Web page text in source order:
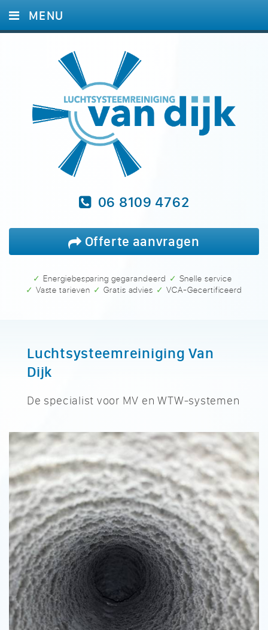
06 8109 4762
Offerte aanvragen
✓ Energiebesparing gegarandeerd
✓ Snelle service
✓ Vaste tarieven
✓ Gratis advies ✓ VCA-Gecertificeerd
MENU
DIENSTEN
REFERENTIES
VRAGEN
Luchtsysteemreiniging Van
Dijk
De specialist voor MV en WTW-systemen